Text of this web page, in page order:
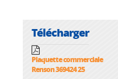
Télécharger
Plaquette commerciale
Renson 369424 25